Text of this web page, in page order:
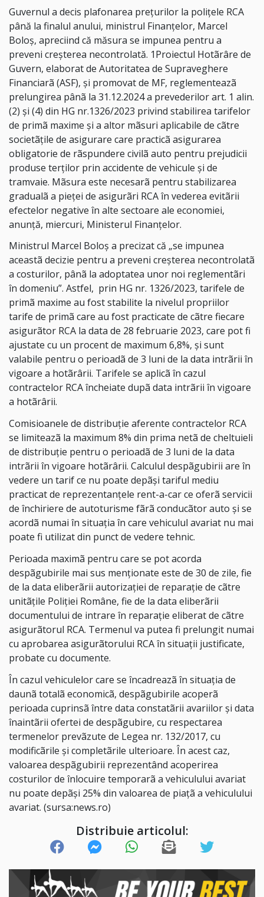
Guvernul a decis plafonarea preţurilor la poliţele RCA
până la finalul anului, ministrul Finanţelor, Marcel
Boloş, apreciind că măsura se impunea pentru a
preveni creşterea necontrolată. 1Proiectul Hotãrâre de
Guvern, elaborat de Autoritatea de Supraveghere
Financiarã (ASF), şi promovat de MF, reglementeazã
prelungirea pânã la 31.12.2024 a prevederilor art. 1 alin.
(2) şi (4) din HG nr.1326/2023 privind stabilirea tarifelor
de primã maxime şi a altor mãsuri aplicabile de cãtre
societãţile de asigurare care practicã asigurarea
obligatorie de rãspundere civilã auto pentru prejudicii
produse terţilor prin accidente de vehicule şi de
tramvaie. Mãsura este necesarã pentru stabilizarea
gradualã a pieţei de asigurãri RCA în vederea evitãrii
efectelor negative în alte sectoare ale economiei,
anunţă, miercuri, Ministerul Finanţelor.
Ministrul Marcel Boloş a precizat că „se impunea
aceastã decizie pentru a preveni creşterea necontrolatã
a costurilor, pânã la adoptatea unor noi reglementãri
în domeniu”. Astfel, prin HG nr. 1326/2023, tarifele de
primã maxime au fost stabilite la nivelul propriilor
tarife de primã care au fost practicate de cãtre fiecare
asigurãtor RCA la data de 28 februarie 2023, care pot fi
ajustate cu un procent de maximum 6,8%, şi sunt
valabile pentru o perioadã de 3 luni de la data intrãrii în
vigoare a hotãrârii. Tarifele se aplicã în cazul
contractelor RCA încheiate dupã data intrãrii în vigoare
a hotãrârii.
Comisioanele de distribuţie aferente contractelor RCA
se limiteazã la maximum 8% din prima netã de cheltuieli
de distribuţie pentru o perioadã de 3 luni de la data
intrãrii în vigoare hotãrârii. Calculul despãgubirii are în
vedere un tarif ce nu poate depãşi tariful mediu
practicat de reprezentanţele rent-a-car ce oferã servicii
de închiriere de autoturisme fãrã conducãtor auto şi se
acordã numai în situaţia în care vehiculul avariat nu mai
poate fi utilizat din punct de vedere tehnic.
Perioada maximã pentru care se pot acorda
despãgubirile mai sus menţionate este de 30 de zile, fie
de la data eliberãrii autorizaţiei de reparaţie de cãtre
unitãţile Poliţiei Române, fie de la data eliberãrii
documentului de intrare în reparaţie eliberat de cãtre
asigurãtorul RCA. Termenul va putea fi prelungit numai
cu aprobarea asigurãtorului RCA în situaţii justificate,
probate cu documente.
În cazul vehiculelor care se încadreazã în situaţia de
daunã totalã economicã, despãgubirile acoperã
perioada cuprinsã între data constatãrii avariilor şi data
înaintãrii ofertei de despãgubire, cu respectarea
termenelor prevãzute de Legea nr. 132/2017, cu
modificãrile şi completãrile ulterioare. În acest caz,
valoarea despãgubirii reprezentând acoperirea
costurilor de înlocuire temporarã a vehiculului avariat
nu poate depãşi 25% din valoarea de piaţã a vehiculului
avariat. (sursa:news.ro)
Distribuie articolul: